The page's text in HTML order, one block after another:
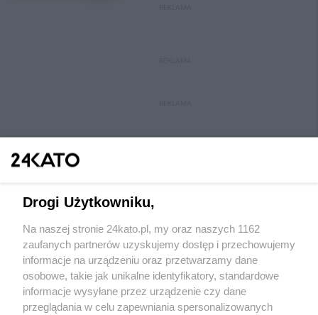
Wydawca mediów lokalnych
Drogi Użytkowniku,
Na naszej stronie 24kato.pl, my oraz naszych 1162
zaufanych partnerów uzyskujemy dostęp i przechowujemy
informacje na urządzeniu oraz przetwarzamy dane
osobowe, takie jak unikalne identyfikatory, standardowe
informacje wysyłane przez urządzenie czy dane
przeglądania w celu zapewniania spersonalizowanych